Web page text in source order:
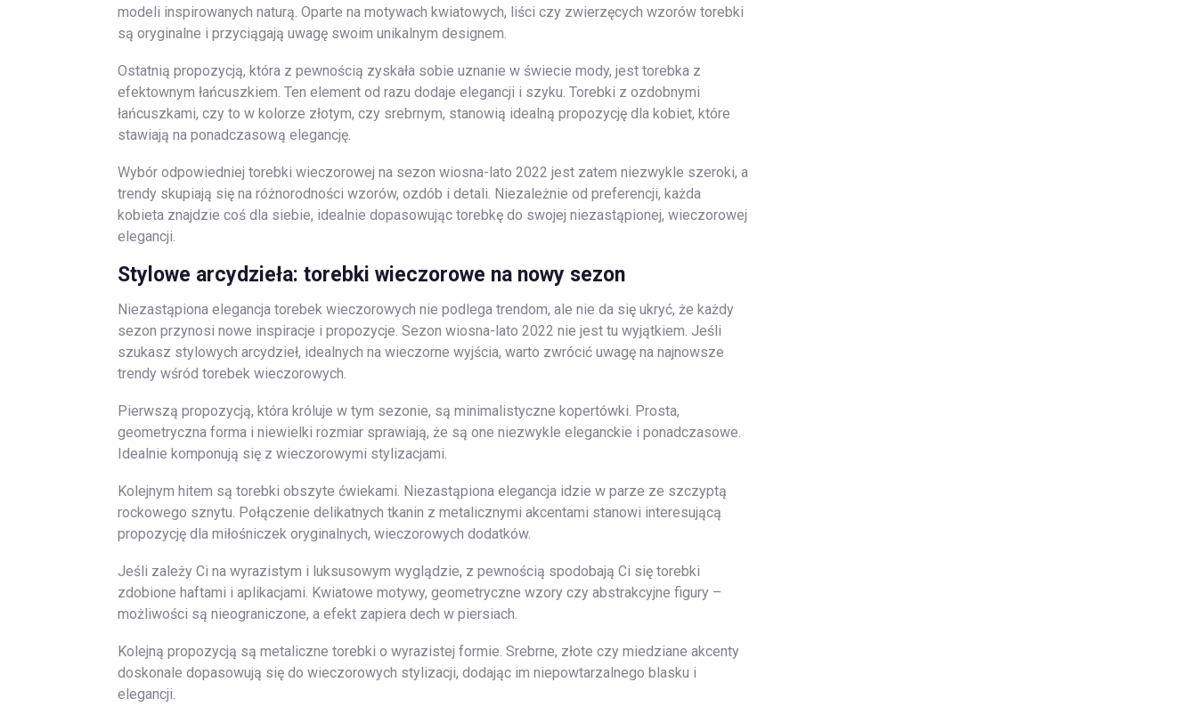
modeli inspirowanych naturą. Oparte na motywach kwiatowych, liści czy zwierzęcych wzorów torebki
są oryginalne i przyciągają uwagę swoim unikalnym designem.
Ostatnią propozycją, która z pewnością zyskała sobie uznanie w świecie mody, jest torebka z
efektownym łańcuszkiem. Ten element od razu dodaje elegancji i szyku. Torebki z ozdobnymi
łańcuszkami, czy to w kolorze złotym, czy srebrnym, stanowią idealną propozycję dla kobiet, które
stawiają na ponadczasową elegancję.
Wybór odpowiedniej torebki wieczorowej na sezon wiosna-lato 2022 jest zatem niezwykle szeroki, a
trendy skupiają się na różnorodności wzorów, ozdób i detali. Niezależnie od preferencji, każda
kobieta znajdzie coś dla siebie, idealnie dopasowując torebkę do swojej niezastąpionej, wieczorowej
elegancji.
Stylowe arcydzieła: torebki wieczorowe na nowy sezon
Niezastąpiona elegancja torebek wieczorowych nie podlega trendom, ale nie da się ukryć, że każdy
sezon przynosi nowe inspiracje i propozycje. Sezon wiosna-lato 2022 nie jest tu wyjątkiem. Jeśli
szukasz stylowych arcydzieł, idealnych na wieczorne wyjścia, warto zwrócić uwagę na najnowsze
trendy wśród torebek wieczorowych.
Pierwszą propozycją, która króluje w tym sezonie, są minimalistyczne kopertówki. Prosta,
geometryczna forma i niewielki rozmiar sprawiają, że są one niezwykle eleganckie i ponadczasowe.
Idealnie komponują się z wieczorowymi stylizacjami.
Kolejnym hitem są torebki obszyte ćwiekami. Niezastąpiona elegancja idzie w parze ze szczyptą
rockowego sznytu. Połączenie delikatnych tkanin z metalicznymi akcentami stanowi interesującą
propozycję dla miłośniczek oryginalnych, wieczorowych dodatków.
Jeśli zależy Ci na wyrazistym i luksusowym wyglądzie, z pewnością spodobają Ci się torebki
zdobione haftami i aplikacjami. Kwiatowe motywy, geometryczne wzory czy abstrakcyjne figury –
możliwości są nieograniczone, a efekt zapiera dech w piersiach.
Kolejną propozycją są metaliczne torebki o wyrazistej formie. Srebrne, złote czy miedziane akcenty
doskonale dopasowują się do wieczorowych stylizacji, dodając im niepowtarzalnego blasku i
elegancji.